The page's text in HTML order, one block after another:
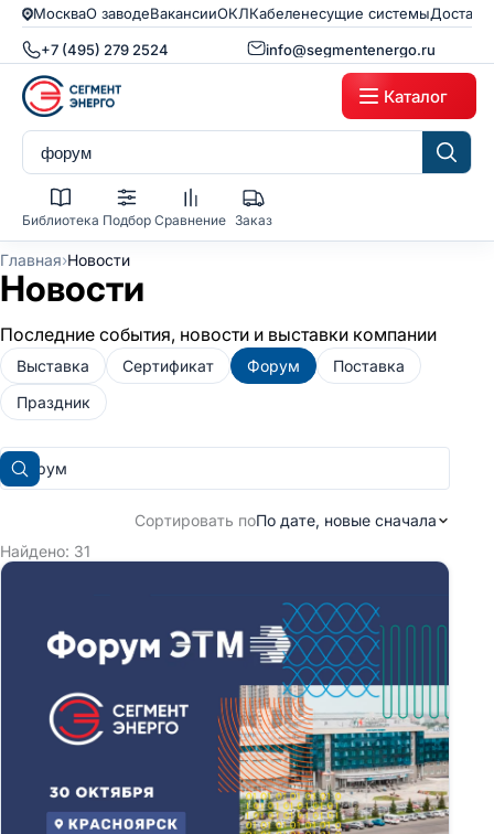
МоскваО заводеВакансииОКЛКабеленесущие системы
+7 (495) 279 2524 info@segmentenergo.ru
Каталог
Библиотека Подбор Сравнение Заказ
Главная›Новости
Новости
Последние события, новости и выставки компании
Выставка Сертификат Форум
Поставка
Праздник
Поиск
Сортировать поПо дате, новые сначала
Найдено: 31